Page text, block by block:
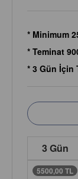
* Minimum
* Teminat
* 3 Gün İçin
3 Gün
5500,00 TL